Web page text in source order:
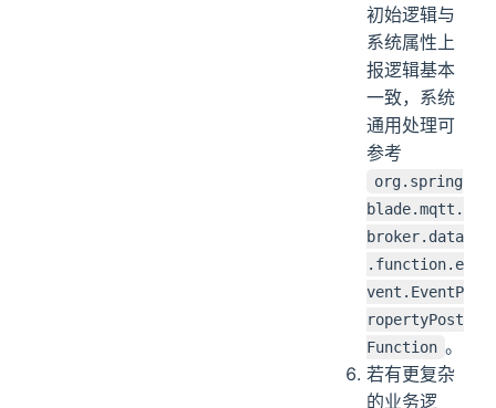
初始逻辑与
系统属性上
报逻辑基本
一致，系统
通用处理可
参考
org.spring
blade.mqtt.
broker.data
.function.e
vent.EventP
ropertyPost
Function 。
若有更复杂
的业务逻